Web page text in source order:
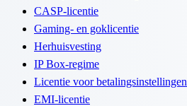
CASP-licentie
Gaming- en goklicentie
Herhuisvesting
IP Box-regime
Licentie voor betalingsinstellingen
EMI-licentie